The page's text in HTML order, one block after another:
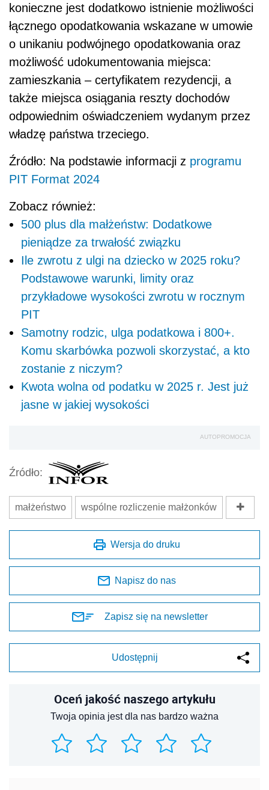
konieczne jest dodatkowo istnienie możliwości
łącznego opodatkowania wskazane w umowie
o unikaniu podwójnego opodatkowania oraz
możliwość udokumentowania miejsca:
zamieszkania – certyfikatem rezydencji, a
także miejsca osiągania reszty dochodów
odpowiednim oświadczeniem wydanym przez
władzę państwa trzeciego.
Źródło: Na podstawie informacji z programu
PIT Format 2024
Zobacz również:
500 plus dla małżeństw: Dodatkowe
pieniądze za trwałość związku
Ile zwrotu z ulgi na dziecko w 2025 roku?
Podstawowe warunki, limity oraz
przykładowe wysokości zwrotu w rocznym
PIT
Samotny rodzic, ulga podatkowa i 800+.
Komu skarbówka pozwoli skorzystać, a kto
zostanie z niczym?
Kwota wolna od podatku w 2025 r. Jest już
jasne w jakiej wysokości
AUTOPROMOCJA
Źródło:
małżeństwo wspólne rozliczenie małżonków
Wersja do druku
Napisz do nas
Zapisz się na newsletter
Udostępnij
Oceń jakość naszego artykułu
Twoja opinia jest dla nas bardzo ważna